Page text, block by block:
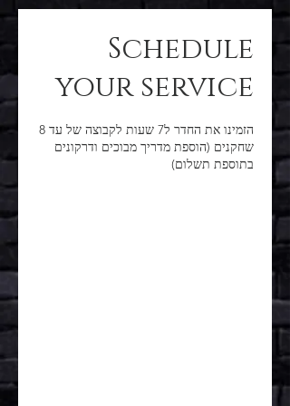
Schedule
your service
הזמינו את החדר ל7 שעות לקבוצה של עד 8
שחקנים (הוספת מדריך מבוכים ודרקונים
בתוספת תשלום)